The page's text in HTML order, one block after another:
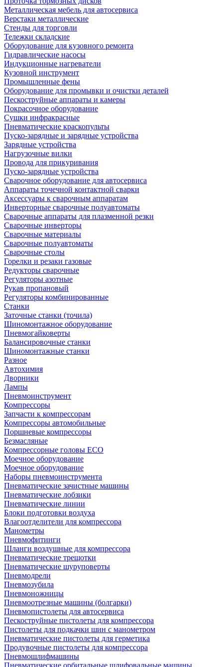
Металлическая мебель для автосервиса
Верстаки металлические
Стенды для торговли
Тележки складские
Оборудование для кузовного ремонта
Гидравлические насосы
Индукционные нагреватели
Кузовной инструмент
Промышленные фены
Оборудование для промывки и очистки деталей
Пескоструйные аппараты и камеры
Покрасочное оборудование
Сушки инфракрасные
Пневматические краскопульты
Пуско-зарядные и зарядные устройства
Зарядные устройства
Нагрузочные вилки
Провода для прикуривания
Пуско-зарядные устройства
Сварочное оборудование для автосервиса
Аппараты точечной контактной сварки
Аксессуары к сварочным аппаратам
Инверторные сварочные полуавтоматы
Сварочные аппараты для плазменной резки
Сварочные инверторы
Сварочные материалы
Сварочные полуавтоматы
Сварочные столы
Горелки и резаки газовые
Редукторы сварочные
Регуляторы азотные
Рукав пропановый
Регуляторы комбинированные
Станки
Заточные станки (точила)
Шиномонтажное оборудование
Пневмогайковерты
Балансировочные станки
Шиномонтажные станки
Разное
Автохимия
Дворники
Лампы
Пневмоинструмент
Компрессоры
Запчасти к компрессорам
Компрессоры автомобильные
Поршневые компрессоры
Безмасляные
Компрессорные головы ECO
Моечное оборудование
Моечное оборудование
Наборы пневмоинструмента
Пневматические зачистные машины
Пневматические лобзики
Пневматические линии
Блоки подготовки воздуха
Влагоотделители для компрессора
Манометры
Пневмофитинги
Шланги воздушные для компрессора
Пневматические трещотки
Пневматические шуруповерты
Пневмодрели
Пневмозубила
Пневмоножницы
Пневмоотрезные машины (болгарки)
Пневмопистолеты для автосервиса
Пескоструйные пистолеты для компрессора
Пистолеты для подкачки шин с манометром
Пневматические пистолеты для герметика
Продувочные пистолеты для компрессора
Пневмошлифмашины
Пневматические орбитальные шлифовальные машины